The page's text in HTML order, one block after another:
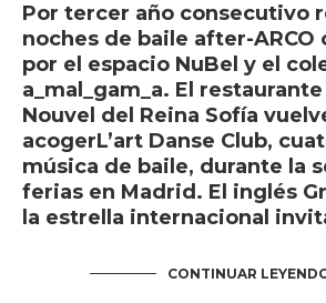
Por tercer año consecutivo
noches de baile after-ARCO
por el espacio NuBel y el
a_mal_gam_a. El
Nouvel del Reina Sofía
acogerL’art Danse Club,
música de baile, durante la
ferias en Madrid. El inglés
la estrella internacional
CONTINUAR